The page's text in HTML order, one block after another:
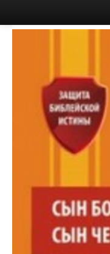
Esileht
E-pood
Poest